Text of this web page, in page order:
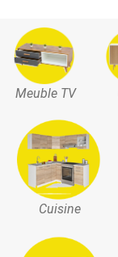
Meuble TV
Cuisine